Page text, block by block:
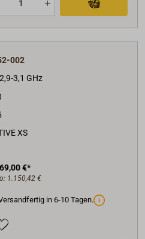
002
3,1 GHz
XS
€*
1.150,42 €
in 6-10 Tagen.